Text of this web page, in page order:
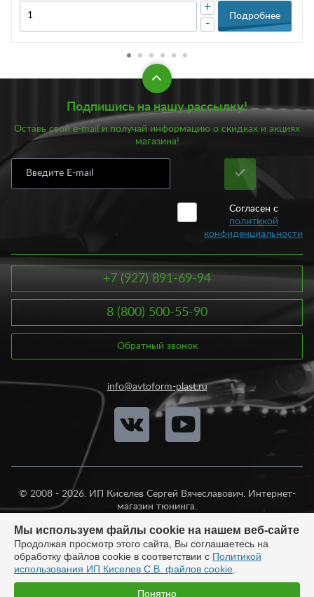
-
+
Подробнее
Подпишись на нашу рассылку!
Оставь свой e-mail и получай информацию о скидках и акциях
магазина!
Согласен с
политикой
конфиденциальности
+7 (927) 891-69-94
8 (800) 500-55-90
Обратный звонок
info@avtoform-plast.ru
© 2008 - 2026. ИП Киселев Сергей Вячеславович. Интернет-
магазин тюнинга.
Разработка:
Мы используем файлы cookie на нашем веб-сайте
Продолжая просмотр этого сайта, Вы соглашаетесь на
обработку файлов cookie в соответствии с Политикой
использования ИП Киселев С.В. файлов cookie
Понятно